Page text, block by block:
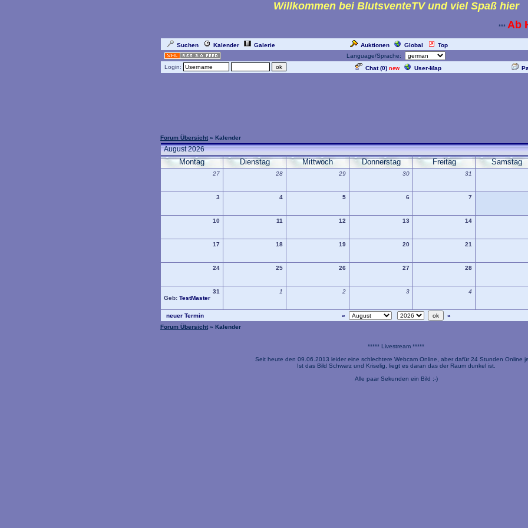
Willkommen bei BlutsventeTV und viel Spaß hier
***Ab
Suchen Kalender Galerie Auktionen Global Top
Language/Sprache:
Login:
Chat (0) new User-Map
Forum Übersicht » Kalender
August 2026
Montag Dienstag Mittwoch Donnerstag Freitag Samstag
27 28 29 30 31
3 4 5 6 7
10 11 12 13 14
17 18 19 20 21
24 25 26 27 28
31
Geb: TestMaster
1 2 3 4
neuer Termin «
»
Forum Übersicht » Kalender
***** Livestream *****
Seit heute den 09.06.2013 leider eine schlechtere Webcam Online, aber dafür 24 Stunden Online
Ist das Bild Schwarz und Kriselig, liegt es daran das der Raum dunkel ist.
Alle paar Sekunden ein Bild ;-)